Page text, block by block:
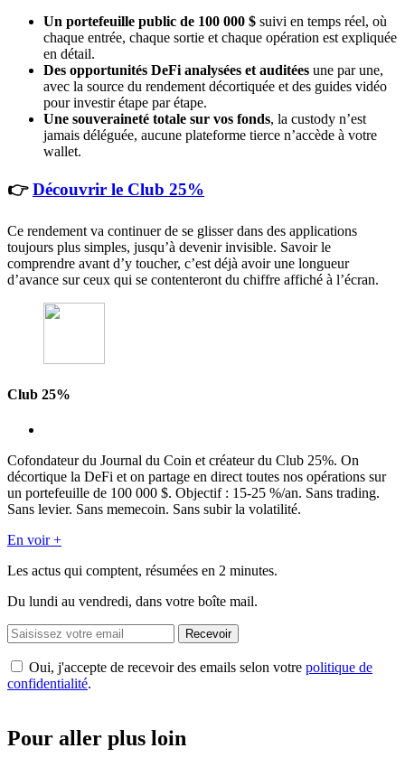
Un portefeuille public de 100 000 $ suivi en temps réel, où
chaque entrée, chaque sortie et chaque opération est expliquée
en détail.
Des opportunités DeFi analysées et auditées une par une,
avec la source du rendement décortiquée et des guides vidéo
pour investir étape par étape.
Une souveraineté totale sur vos fonds, la custody n’est
jamais déléguée, aucune plateforme tierce n’accède à votre
wallet.
👉Découvrir le Club 25%
Ce rendement va continuer de se glisser dans des applications
toujours plus simples, jusqu’à devenir invisible. Savoir le
comprendre avant d’y toucher, c’est déjà avoir une longueur
d’avance sur ceux qui se contenteront du chiffre affiché à l’écran.
Club 25%
Cofondateur du Journal du Coin et créateur du Club 25%. On
décortique la DeFi et on partage en direct toutes nos opérations sur
un portefeuille de 100 000 $. Objectif : 15-25 %/an. Sans trading.
Sans levier. Sans memecoin. Sans subir la volatilité.
En voir +
Les actus qui comptent, résumées en 2 minutes.
Du lundi au vendredi, dans votre boîte mail.
Recevoir
Oui, j'accepte de recevoir des emails selon votre politique de
confidentialité.
Pour aller plus loin